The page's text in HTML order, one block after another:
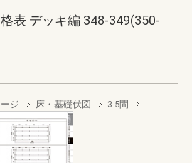
表 デッキ編 348-349(350-
ジ 床・基礎伏図 3.5間